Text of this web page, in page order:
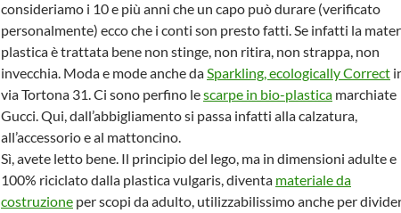
consideriamo i 10 e più anni che un capo può durare (verificato
personalmente) ecco che i conti son presto fatti. Se infatti la
plastica è trattata bene non stinge, non ritira, non strappa, non
invecchia. Moda e mode anche daSparkling, ecologically Correct
via Tortona 31. Ci sono perfino lescarpe in bio-plastica marchiate
Gucci. Qui, dall’abbigliamento si passa infatti alla calzatura,
all’accessorio e al mattoncino.
Sì, avete letto bene. Il principio del lego, ma in dimensioni adulte e
100% riciclato dalla plastica vulgaris, diventa materiale da
costruzione per scopi da adulto, utilizzabilissimo anche per